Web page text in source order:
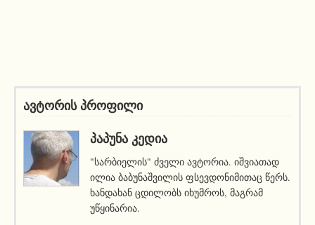
ავტორის პროფილი
ᲞᲐᲞᲣᲜᲐ ᲙᲔᲓᲘᲐ
"სარბიელის" ძველი ავტორია. იშვიათად
ილია ბაბუნაშვილის ფსევდონიმითაც წერს.
ხანდახან ცდილობს იხუმროს, მაგრამ
უწყინარია.